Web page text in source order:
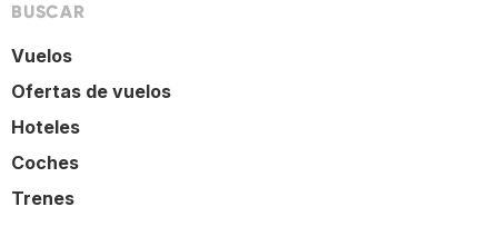
BUSCAR
Vuelos
Ofertas de vuelos
Hoteles
Coches
Trenes